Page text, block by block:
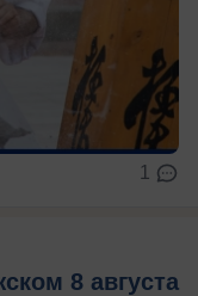
1
8 августа